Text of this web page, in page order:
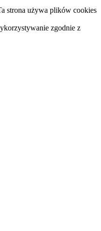
strona używa plików cookies
zgodnie z